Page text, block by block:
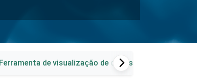
Ferramenta de visualização de dados